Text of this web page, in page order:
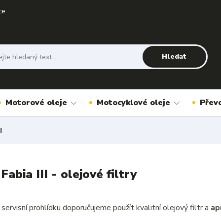
Hledat
Motorové oleje Motocyklové oleje
III - olejové filtry
prohlídku doporučujeme použít kvalitní olejový filtr a